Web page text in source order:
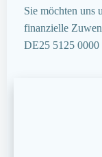
Sie möchten uns
finanzielle
DE25 5125 0000